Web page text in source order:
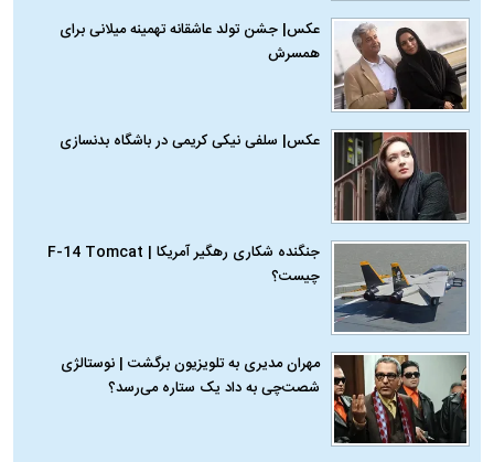
عکس| جشن تولد عاشقانه تهمینه میلانی برای
همسرش
عکس| سلفی نیکی کریمی در باشگاه بدنسازی
جنگنده شکاری رهگیر آمریکا | F-14 Tomcat
چیست؟
مهران مدیری به تلویزیون برگشت | نوستالژی
شصت‌چی به داد یک ستاره می‌رسد؟